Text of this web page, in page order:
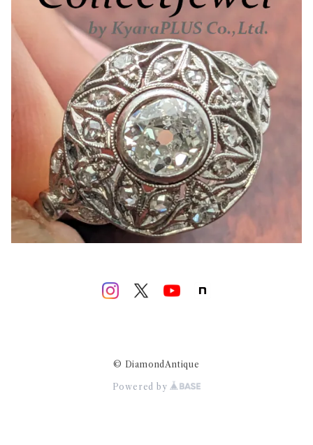
© DiamondAntique
Powered by